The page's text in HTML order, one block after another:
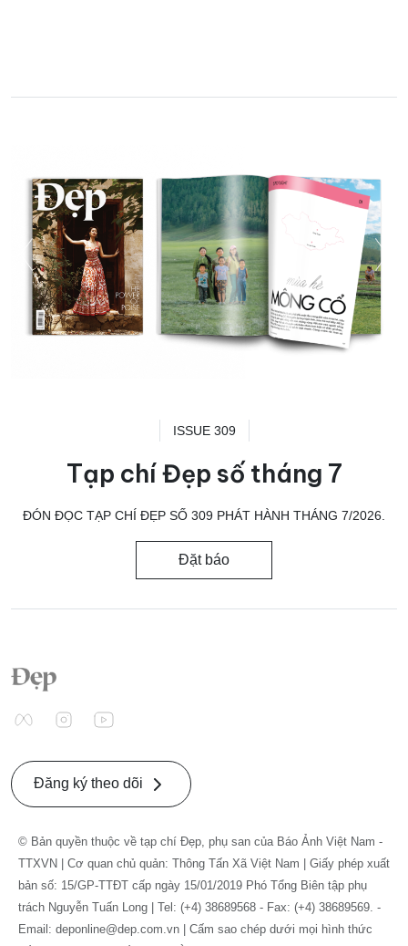
ISSUE 309
Tạp chí Đẹp số tháng 7
ĐÓN ĐỌC TẠP CHÍ ĐẸP SỐ 309 PHÁT HÀNH THÁNG 7/2026.
Đặt báo
Đăng ký theo dõi
© Bản quyền thuộc về tạp chí Đẹp, phụ san của Báo Ảnh Việt Nam -
TTXVN | Cơ quan chủ quản: Thông Tấn Xã Việt Nam | Giấy phép xuất
bản số: 15/GP-TTĐT cấp ngày 15/01/2019 Phó Tổng Biên tập phụ
trách Nguyễn Tuấn Long | Tel: (+4) 38689568 - Fax: (+4) 38689569. -
Email: deponline@dep.com.vn | Cấm sao chép dưới mọi hình thức